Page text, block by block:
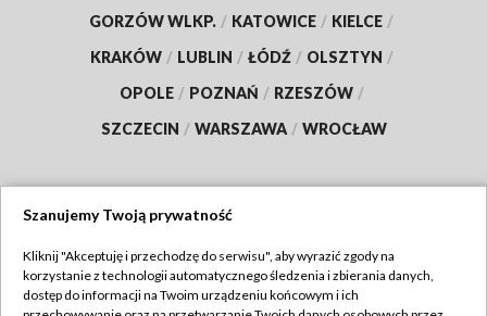
GORZÓW WLKP. / KATOWICE / KIELCE /
KRAKÓW / LUBLIN / ŁÓDŹ / OLSZTYN /
OPOLE / POZNAŃ / RZESZÓW /
SZCZECIN / WARSZAWA / WROCŁAW
TVP
Szanujemy Twoją prywatność
Kliknij "Akceptuję i przechodzę do serwisu", aby wyrazić zgody na
korzystanie z technologii automatycznego śledzenia i zbierania danych,
dostęp do informacji na Twoim urządzeniu końcowym i ich